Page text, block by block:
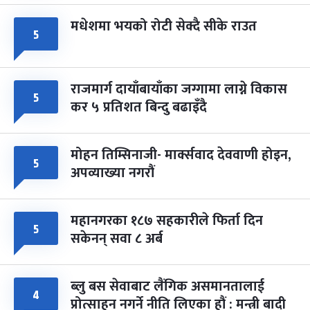
५ मधेशमा भयको रोटी सेक्दै सीके राउत
५ राजमार्ग दायाँबायाँका जग्गामा लाग्ने विकास
कर ५ प्रतिशत बिन्दु बढाइँदै
५ मोहन तिम्सिनाजी- मार्क्सवाद देववाणी होइन,
अपव्याख्या नगरौं
५ महानगरका १८७ सहकारीले फिर्ता दिन
सकेनन् सवा ८ अर्ब
४ ब्लु बस सेवाबाट लैंगिक असमानतालाई
प्रोत्साहन नगर्ने नीति लिएका हौं : मन्त्री बादी